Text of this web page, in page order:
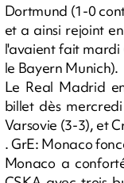
Dortmund (1-0
et a ainsi rejoint
l'avaient fait mardi
le Bayern Munich).
Le Real Madrid
billet dès
Varsovie (3-3), et
. GrE: Monaco
Monaco a